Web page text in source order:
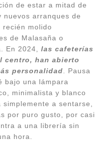
de estar a mitad de
arranques de
molido
de Malasaña o
En 2024, las cafeterías
centro, han abierto
personalidad . Pausa
bajo una lámpara
minimalista y blanco
a sentarse,
por puro gusto, por casi
a una librería sin
hora.